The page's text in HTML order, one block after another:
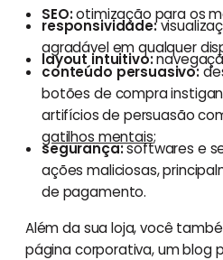
SEO:otimização para os
responsividade:
agradável em qualquer
layout intuitivo:
conteúdo persuasivo:
botões de compra
artifícios de persuasão
gatilhos mentais;
segurança:softwares e
ações maliciosas,
de pagamento.
Além da sua loja, você
página corporativa, um blog